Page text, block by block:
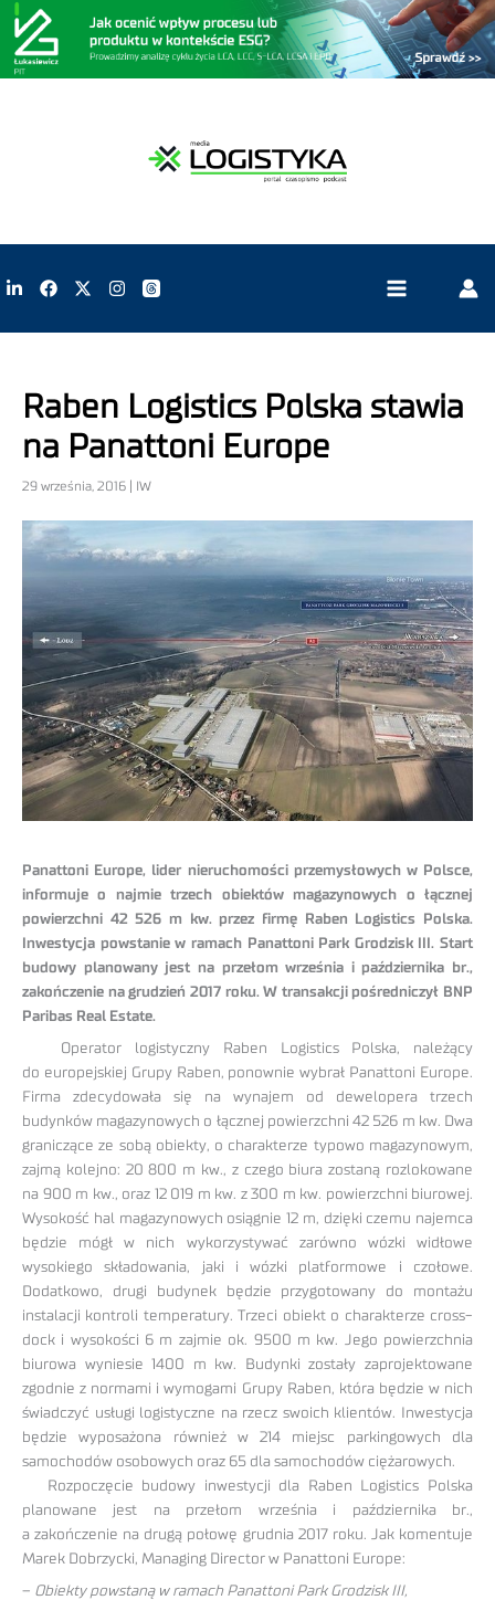
Raben Logistics Polska stawia
na Panattoni Europe
29 września, 2016 | IW
Panattoni Europe, lider nieruchomości przemysłowych w Polsce,
informuje o najmie trzech obiektów magazynowych o łącznej
powierzchni 42 526 m kw. przez firmę Raben Logistics Polska.
Inwestycja powstanie w ramach Panattoni Park Grodzisk III. Start
budowy planowany jest na przełom września i października br.,
zakończenie na grudzień 2017 roku. W transakcji pośredniczył BNP
Paribas Real Estate.
Operator logistyczny Raben Logistics Polska, należący
do europejskiej Grupy Raben, ponownie wybrał Panattoni Europe.
Firma zdecydowała się na wynajem od dewelopera trzech
budynków magazynowych o łącznej powierzchni 42 526 m kw. Dwa
graniczące ze sobą obiekty, o charakterze typowo magazynowym,
zajmą kolejno: 20 800 m kw., z czego biura zostaną rozlokowane
na 900 m kw., oraz 12 019 m kw. z 300 m kw. powierzchni biurowej.
Wysokość hal magazynowych osiągnie 12 m, dzięki czemu najemca
będzie mógł w nich wykorzystywać zarówno wózki widłowe
wysokiego składowania, jaki i wózki platformowe i czołowe.
Dodatkowo, drugi budynek będzie przygotowany do montażu
instalacji kontroli temperatury. Trzeci obiekt o charakterze cross-
dock i wysokości 6 m zajmie ok. 9500 m kw. Jego powierzchnia
biurowa wyniesie 1400 m kw. Budynki zostały zaprojektowane
zgodnie z normami i wymogami Grupy Raben, która będzie w nich
świadczyć usługi logistyczne na rzecz swoich klientów. Inwestycja
będzie wyposażona również w 214 miejsc parkingowych dla
samochodów osobowych oraz 65 dla samochodów ciężarowych.
Rozpoczęcie budowy inwestycji dla Raben Logistics Polska
planowane jest na przełom września i października br.,
a zakończenie na drugą połowę grudnia 2017 roku. Jak komentuje
Marek Dobrzycki, Managing Director w Panattoni Europe:
– Obiekty powstaną w ramach Panattoni Park Grodzisk III,